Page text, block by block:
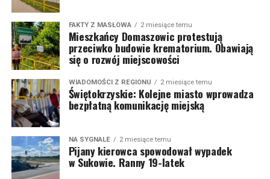
FAKTY Z MASŁOWA 2 miesiące temu
Mieszkańcy Domaszowic protestują
przeciwko budowie krematorium. Obawiają
się o rozwój miejscowości
WIADOMOŚCI Z REGIONU 2 miesiące temu
Świętokrzyskie: Kolejne miasto wprowadza
bezpłatną komunikację miejską
NA SYGNALE 2 miesiące temu
Pijany kierowca spowodował wypadek
w Sukowie. Ranny 19-latek